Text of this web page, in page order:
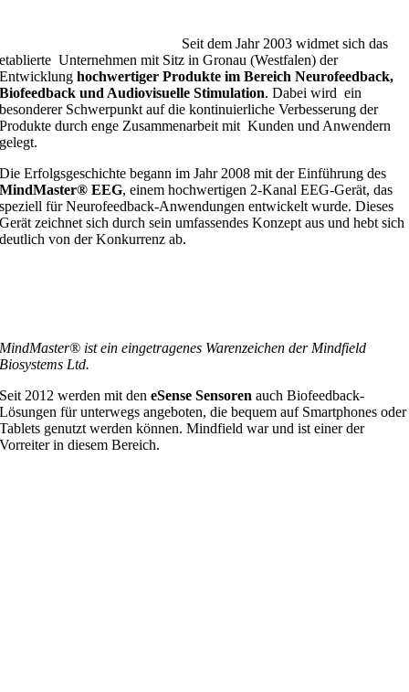
Seit dem Jahr 2003 widmet sich das
etablierte Unternehmen mit Sitz in Gronau (Westfalen) der
Entwicklunghochwertiger Produkte im Bereich Neurofeedback,
Biofeedback und Audiovisuelle Stimulation. Dabei wird ein
besonderer Schwerpunkt auf die kontinuierliche Verbesserung der
Produkte durch enge Zusammenarbeit mit Kunden und Anwendern
gelegt.
Die Erfolgsgeschichte begann im Jahr 2008 mit der Einführung des
MindMaster® EEG, einem hochwertigen 2-Kanal EEG-Gerät, das
speziell für Neurofeedback-Anwendungen entwickelt wurde. Dieses
Gerät zeichnet sich durch sein umfassendes Konzept aus und hebt sich
deutlich von der Konkurrenz ab.
MindMaster® ist ein eingetragenes Warenzeichen der Mindfield
Biosystems Ltd.
Seit 2012 werden mit deneSense Sensoren auch Biofeedback-
Lösungen für unterwegs angeboten, die bequem auf Smartphones oder
Tablets genutzt werden können. Mindfield war und ist einer der
Vorreiter in diesem Bereich.